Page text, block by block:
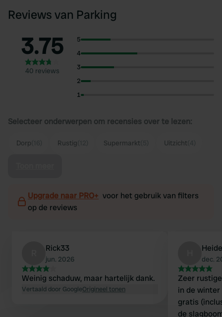
Reviews van Parking
3.75
40 reviews
5
4
3
2
1
Selecteer onderwerpen om recensies over te lezen:
Dorp Rustig Supermarkt Uitzicht
Upgrade naar PRO+ voor het gebruik van filters
op de reviews
Rick33
jun. 2026
Weinig schaduw, maar hartelijk dank.
Vertaald door GoogleOrigineel tonen
dec.
Zeer
in de
gratis
de